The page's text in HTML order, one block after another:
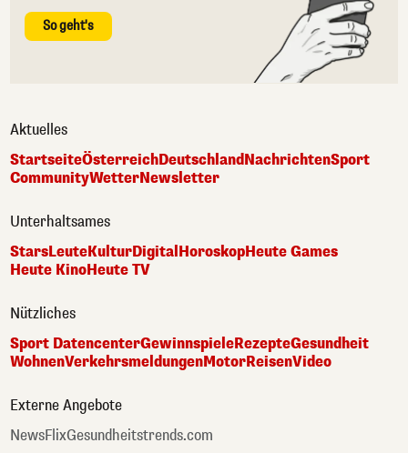
So geht's
Aktuelles
StartseiteÖsterreichDeutschlandNachrichtenSport
CommunityWetterNewsletter
Unterhaltsames
StarsLeuteKulturDigitalHoroskopHeute Games
Heute KinoHeute TV
Nützliches
Sport DatencenterGewinnspieleRezepteGesundheit
WohnenVerkehrsmeldungenMotorReisenVideo
Externe Angebote
NewsFlixGesundheitstrends.com